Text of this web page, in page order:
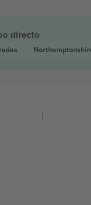
directo